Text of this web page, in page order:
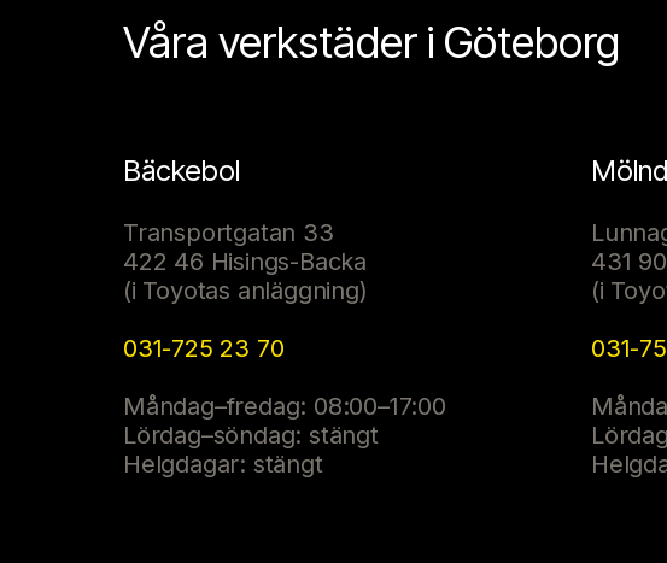
Våra verkstäder i Göteborg
Bäckebol
Transportgatan 33
422 46 Hisings-Backa
(i Toyotas anläggning)
031-725 23 70
Måndag–fredag: 08:00–17:00
Lördag–söndag: stängt
Helgdagar: stängt
431
(i
031-